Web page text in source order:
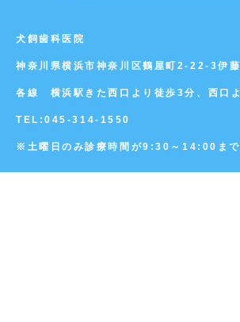
犬飼歯科医院
神奈川県横浜市神奈川区鶴屋町2-22-3伊
各線 横浜駅きた西口より徒歩3分、西口
TEL:045-314-1550
※土曜日のみ診療時間が9:30～14:00まで